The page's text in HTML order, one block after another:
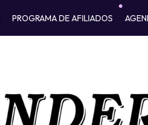
PROGRAMA DE AFILIADOS